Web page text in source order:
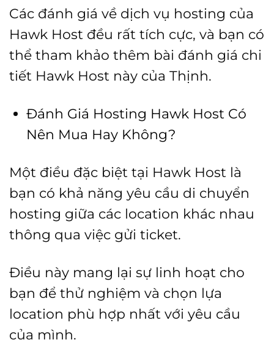
Các đánh giá về dịch vụ hosting của
Hawk Host đều rất tích cực, và bạn có
thể tham khảo thêm bài đánh giá chi
tiết Hawk Host này của Thịnh.
Đánh Giá Hosting Hawk Host Có
Nên Mua Hay Không?
Một điều đặc biệt tại Hawk Host là
bạn có khả năng yêu cầu di chuyển
hosting giữa các location khác nhau
thông qua việc gửi ticket.
Điều này mang lại sự linh hoạt cho
bạn để thử nghiệm và chọn lựa
location phù hợp nhất với yêu cầu
của mình.